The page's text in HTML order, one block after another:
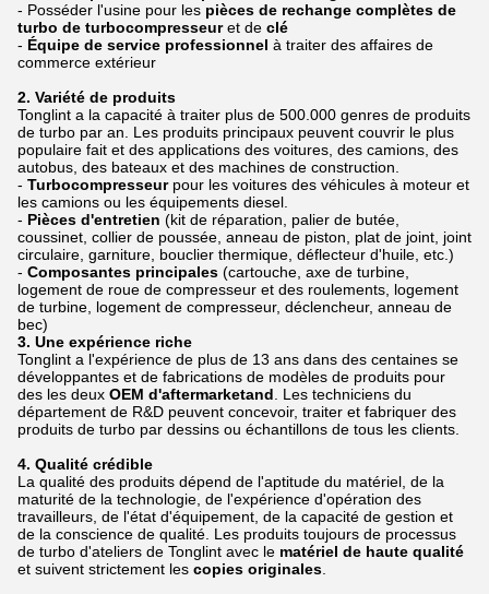
- Posséder l'usine pour les pièces de rechange complètes de
turbo de turbocompresseuret de clé
- Équipe de service professionnel à traiter des affaires de
commerce extérieur
2. Variété de produits
Tonglint a la capacité à traiter plus de 500.000 genres de produits
de turbo par an. Les produits principaux peuvent couvrir le plus
populaire fait et des applications des voitures, des camions, des
autobus, des bateaux et des machines de construction.
- Turbocompresseur pour les voitures des véhicules à moteur et
les camions ou les équipements diesel.
- Pièces d'entretien (kit de réparation, palier de butée,
coussinet, collier de poussée, anneau de piston, plat de joint, joint
circulaire, garniture, bouclier thermique, déflecteur d'huile, etc.)
- Composantes principales (cartouche, axe de turbine,
logement de roue de compresseur et des roulements, logement
de turbine, logement de compresseur, déclencheur, anneau de
bec)
3. Une expérience riche
Tonglint a l'expérience de plus de 13 ans dans des centaines se
développantes et de fabrications de modèles de produits pour
des les deux OEM d'aftermarketand . Les techniciens du
département de R&D peuvent concevoir, traiter et fabriquer des
produits de turbo par dessins ou échantillons de tous les clients.
4. Qualité crédible
La qualité des produits dépend de l'aptitude du matériel, de la
maturité de la technologie, de l'expérience d'opération des
travailleurs, de l'état d'équipement, de la capacité de gestion et
de la conscience de qualité. Les produits toujours de processus
de turbo d'ateliers de Tonglint avec le matériel de haute qualité
et suivent strictement les copies originales